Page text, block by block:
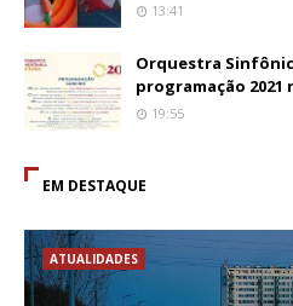
13:41
Orquestra
programação
19:55
EM DESTAQUE
ATUALIDADES